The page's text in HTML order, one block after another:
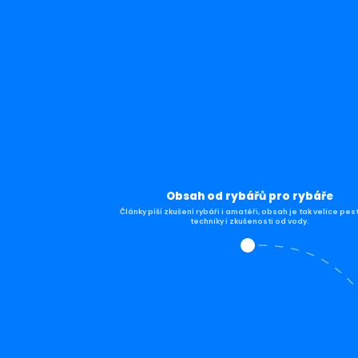
Obsah od rybářů pro rybáře
Články píší zkušení rybáři i amatéři, obsah je tak velice
techniky i zkušenosti od vody.